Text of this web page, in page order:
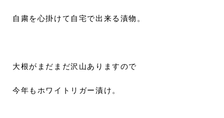
自粛を心掛けて自宅で出来る漬物。
大根がまだまだ沢山ありますので
今年もホワイトリガー漬け。